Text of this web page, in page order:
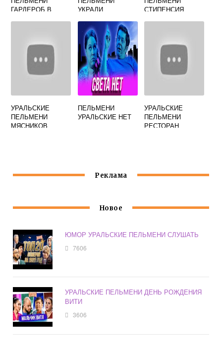
ГАРДЕРОБ В
УКРАЛИ
СТИПЕНСИЯ
УРАЛЬСКИЕ
ПЕЛЬМЕНИ
МЯСНИКОВ
ПЕЛЬМЕНИ
УРАЛЬСКИЕ НЕТ
УРАЛЬСКИЕ
ПЕЛЬМЕНИ
РЕСТОРАН
Реклама
Новое
ЮМОР УРАЛЬСКИЕ ПЕЛЬМЕНИ СЛУШАТЬ
7606
УРАЛЬСКИЕ ПЕЛЬМЕНИ ДЕНЬ РОЖДЕНИЯ
ВИТИ
3606